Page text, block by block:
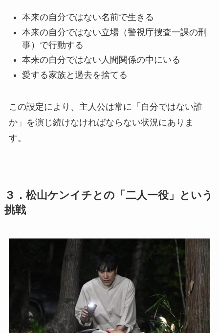
本来の自分ではない名前で生きる
本来の自分ではない立場（警視庁捜査一課の刑
事）で行動する
本来の自分ではない人間関係の中にいる
愛する家族と過去を捨てる
この設定により、主人公は常に「自分ではない誰
か」を演じ続けなければならない状況にありま
す。
３．松山ケンイチとの「二人一役」という
挑戦